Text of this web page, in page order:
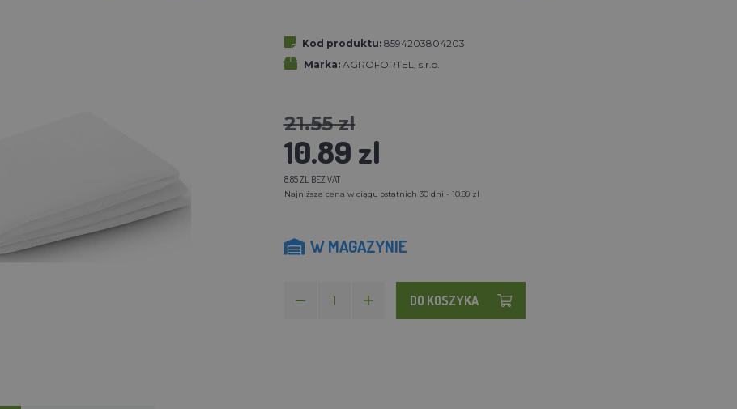
Kod produktu: 8594203804203
Marka: AGROFORTEL, s.r.o.
21.55 zl
10.89 zl
8.85 ZL BEZ VAT
Najniższa cena w ciągu ostatnich 30 dni - 10.89 zl
W MAGAZYNIE
DO KOSZYKA